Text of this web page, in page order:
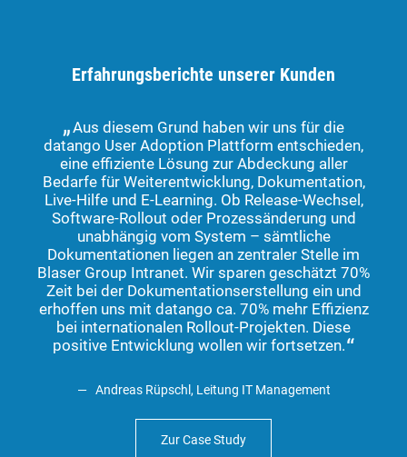
Erfahrungsberichte unserer Kunden
Aus diesem Grund haben wir uns für die
datango User Adoption Plattform entschieden,
eine effiziente Lösung zur Abdeckung aller
Bedarfe für Weiterentwicklung, Dokumentation,
Live-Hilfe und E-Learning. Ob Release-Wechsel,
Software-Rollout oder Prozessänderung und
unabhängig vom System – sämtliche
Dokumentationen liegen an zentraler Stelle im
Blaser Group Intranet. Wir sparen geschätzt 70%
Zeit bei der Dokumentationserstellung ein und
erhoffen uns mit datango ca. 70% mehr Effizienz
bei internationalen Rollout-Projekten. Diese
positive Entwicklung wollen wir fortsetzen.
Andreas Rüpschl, Leitung IT Management
Zur Case Study